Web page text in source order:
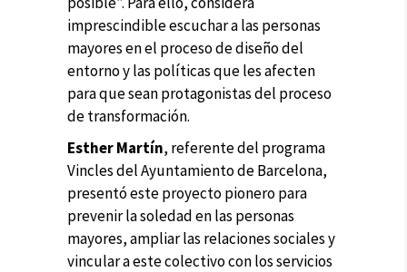
imprescindible escuchar a las personas
mayores en el proceso de diseño del
entorno y las políticas que les afecten
para que sean protagonistas del proceso
de transformación.
Esther Martín, referente del programa
Vincles del Ayuntamiento de Barcelona,
presentó este proyecto pionero para
prevenir la soledad en las personas
mayores, ampliar las relaciones sociales y
vincular a este colectivo con los servicios